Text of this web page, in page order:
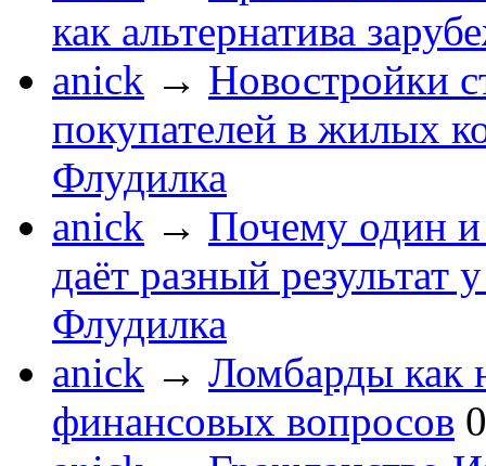
как альтернатива
anick → Новостройки
покупателей в жилых
Флудилка
anick → Почему один и
даёт разный результат
Флудилка
anick → Ломбарды как
финансовых вопросов 0